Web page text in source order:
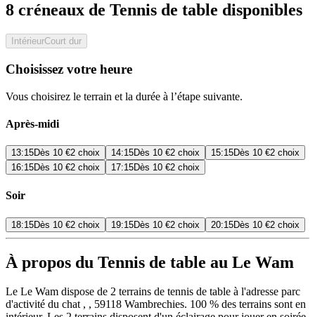
8 créneaux de Tennis de table disponibles
IntérieurCourt dur
Choisissez votre heure
Vous choisirez le terrain et la durée à l’étape suivante.
Après-midi
13:15Dès 10 €2 choix 14:15Dès 10 €2 choix 15:15Dès 10 €2 choix
16:15Dès 10 €2 choix 17:15Dès 10 €2 choix
Soir
18:15Dès 10 €2 choix 19:15Dès 10 €2 choix 20:15Dès 10 €2 choix
À propos du Tennis de table au Le Wam
Le Le Wam dispose de 2 terrains de tennis de table à l'adresse parc
d'activité du chat , , 59118 Wambrechies. 100 % des terrains sont en